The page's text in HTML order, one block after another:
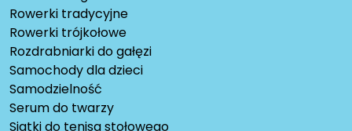
Rowerki tradycyjne
Rowerki trójkołowe
Rozdrabniarki do gałęzi
Samochody dla dzieci
Samodzielność
Serum do twarzy
Siatki do tenisa stołowego